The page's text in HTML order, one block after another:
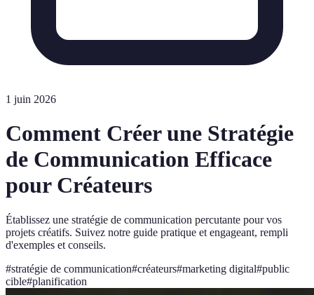
1 juin 2026
Comment Créer une Stratégie
de Communication Efficace
pour Créateurs
Établissez une stratégie de communication percutante pour vos
projets créatifs. Suivez notre guide pratique et engageant, rempli
d'exemples et conseils.
#stratégie de communication#créateurs#marketing digital#public
cible#planification